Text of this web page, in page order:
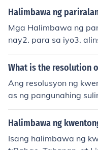
ong upang maging
munikasyon.
uot;Babae.&quot;
ng pagsulat at
nagamit din ang mga
xt&quot; para sa
para sa
Halimbawa ng
Mga Halimbawa ng
nay2. para sa iyo3.
hinggil sa kautusan5.
anya
What is the resolution
Ang resolusyon ng
as ng pangunahing
kung paano nahahati
sa kwento para
Halimbawa ng
Isang halimbawa ng